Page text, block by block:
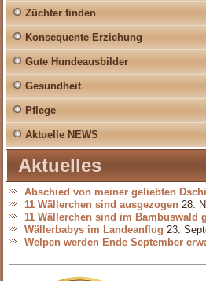
Züchter finden
Konsequente Erziehung
Gute Hundeausbilder
Gesundheit
Pflege
Aktuelle NEWS
Aktuelles
Abschied von meiner geliebten
11 Wällerchen sind ausgezogen 28.
11 Wällerchen sind im Bambuswald
Wällerbabys im Landeanflug 23.
Welpen werden Ende September